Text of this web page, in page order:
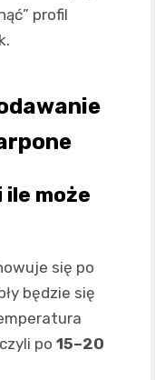
profil
może
się po
będzie się
po 15–20